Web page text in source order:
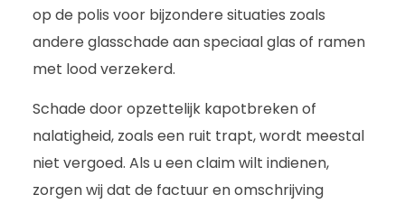
op de polis voor bijzondere situaties zoals
andere glasschade aan speciaal glas of ramen
met lood verzekerd.
Schade door opzettelijk kapotbreken of
nalatigheid, zoals een ruit trapt, wordt meestal
niet vergoed. Als u een claim wilt indienen,
zorgen wij dat de factuur en omschrijving